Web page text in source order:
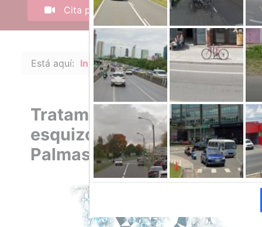
Cita presencial o videoconferencia
Está aquí: Inicio Terapias Esquizofrenia
Tratamiento de
esquizofrenia en Las
Palmas de Gran Canaria